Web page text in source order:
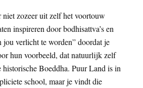
zozeer uit zelf het voortouw
inspireren door bodhisattva’s en
jou verlicht te worden” doordat je
hun voorbeeld, dat natuurlijk zelf
Boeddha. Puur Land is in
school, maar je vindt die